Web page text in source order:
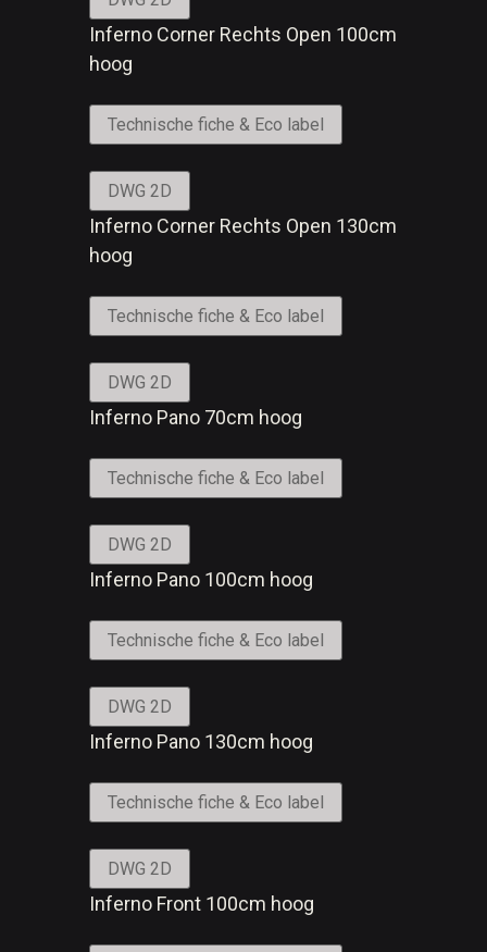
Inferno Corner Rechts Open 100cm
hoog
Technische fiche & Eco label
DWG 2D
Inferno Corner Rechts Open 130cm
hoog
Technische fiche & Eco label
DWG 2D
Inferno Pano 70cm hoog
Technische fiche & Eco label
DWG 2D
Inferno Pano 100cm hoog
Technische fiche & Eco label
DWG 2D
Inferno Pano 130cm hoog
Technische fiche & Eco label
DWG 2D
Inferno Front 100cm hoog